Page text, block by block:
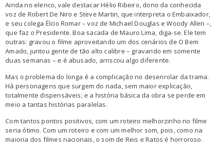
Ainda no elenco, vale destacar Hélio Ribeiro, dono da conhecida
voz de Robert De Niro e Steve Martin, que interpreta o Embaixador,
e seu colega Élcio Romar – voz de Michael Douglas e Woody Allen –,
que faz o Presidente. Boa sacada de Mauro Lima, diga-se. Ele tem
outras: gravou o filme aproveitando um dos cenários de O Bem
Amado, juntou gente de tão alto calibre – gravando em somente
duas semanas – e é abusado, arriscou algo diferente.
Mas o problema do longa é a complicação no desenrolar da trama.
Há personagens que surgem do nada, sem maior explicação,
totalmente dispensáveis; e a história básica da obra se perde em
meio a tantas histórias paralelas.
Com tantos pontos positivos, com um roteiro melhorzinho no filme
seria ótimo. Com um roteiro e com um melhor som, pois, como na
maioria dos filmes nacionais, o som de Reis e Ratos é horroroso.